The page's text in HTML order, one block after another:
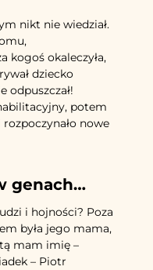
nikt nie wiedział.
kogoś okaleczyła,
dziecko
odpuszczał!
potem
nowe
genach…
i hojności? Poza
była jego mama,
mam imię –
– Piotr